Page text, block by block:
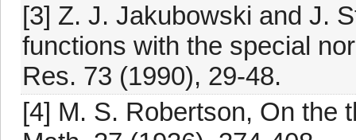
[3] Z. J. Jakubowski and J.
functions with the special
Res. 73 (1990), 29-48.
[4] M. S. Robertson, On the